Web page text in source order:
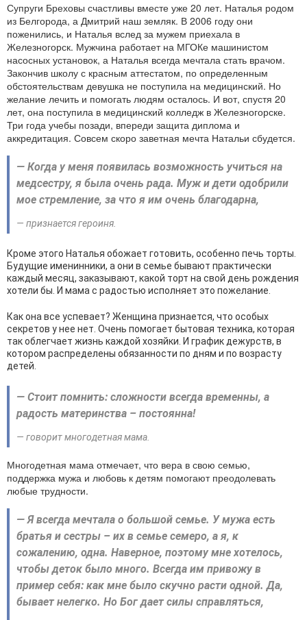
Супруги Бреховы счастливы вместе уже 20 лет. Наталья родом
из Белгорода, а Дмитрий наш земляк. В 2006 году они
поженились, и Наталья вслед за мужем приехала в
Железногорск. Мужчина работает на МГОКе машинистом
насосных установок, а Наталья всегда мечтала стать врачом.
Закончив школу с красным аттестатом, по определенным
обстоятельствам девушка не поступила на медицинский. Но
желание лечить и помогать людям осталось. И вот, спустя 20
лет, она поступила в медицинский колледж в Железногорске.
Три года учебы позади, впереди защита диплома и
аккредитация. Совсем скоро заветная мечта Натальи сбудется.
— Когда у меня появилась возможность учиться на
медсестру, я была очень рада. Муж и дети одобрили
мое стремление, за что я им очень благодарна,
— признается героиня.
Кроме этого Наталья обожает готовить, особенно печь торты.
Будущие именинники, а они в семье бывают практически
каждый месяц, заказывают, какой торт на свой день рождения
хотели бы. И мама с радостью исполняет это пожелание.
Как она все успевает? Женщина признается, что особых
секретов у нее нет. Очень помогает бытовая техника, которая
так облегчает жизнь каждой хозяйки. И график дежурств, в
котором распределены обязанности по дням и по возрасту
детей.
— Стоит помнить: сложности всегда временны, а
радость материнства – постоянна!
— говорит многодетная мама.
Многодетная мама отмечает, что вера в свою семью,
поддержка мужа и любовь к детям помогают преодолевать
любые трудности.
— Я всегда мечтала о большой семье. У мужа есть
братья и сестры – их в семье семеро, а я, к
сожалению, одна. Наверное, поэтому мне хотелось,
чтобы деток было много. Всегда им привожу в
пример себя: как мне было скучно расти одной. Да,
бывает нелегко. Но Бог дает силы справляться,